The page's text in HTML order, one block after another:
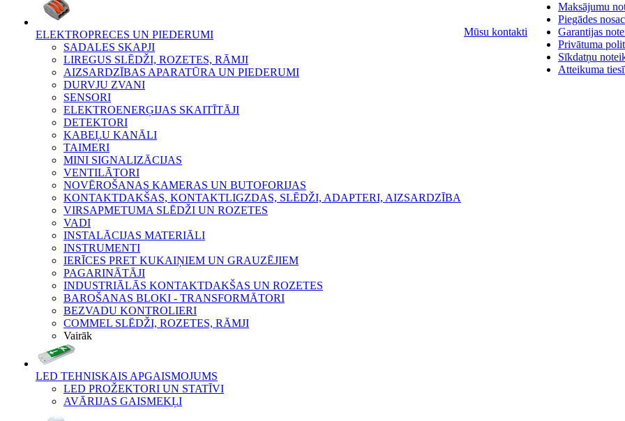
ELEKTROPRECES UN PIEDERUMI
SADALES SKAPJI
LIREGUS SLĒDŽI, ROZETES, RĀMJI
AIZSARDZĪBAS APARATŪRA UN PIEDERUMI
DURVJU ZVANI
SENSORI
ELEKTROENERĢIJAS SKAITĪTĀJI
DETEKTORI
KABEĻU KANĀLI
TAIMERI
MINI SIGNALIZĀCIJAS
VENTILĀTORI
NOVĒROŠANAS KAMERAS UN BUTOFORIJAS
KONTAKTDAKŠAS, KONTAKTLIGZDAS, SLĒDŽI, ADAPTERI, AIZSARDZĪBA
VIRSAPMETUMA SLĒDŽI UN ROZETES
VADI
INSTALĀCIJAS MATERIĀLI
INSTRUMENTI
IERĪCES PRET KUKAIŅIEM UN GRAUZĒJIEM
PAGARINĀTĀJI
INDUSTRIĀLĀS KONTAKTDAKŠAS UN ROZETES
BAROŠANAS BLOKI - TRANSFORMĀTORI
BEZVADU KONTROLIERI
COMMEL SLĒDŽI, ROZETES, RĀMJI
Vairāk
LED TEHNISKAIS APGAISMOJUMS
LED PROŽEKTORI UN STATĪVI
AVĀRIJAS GAISMEKĻI
Mūsu kontakti
Maksājumu
Piegādes
Garantijas
Privātuma
Sīkdatņu
Atteikuma